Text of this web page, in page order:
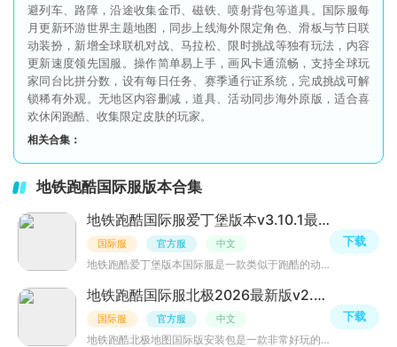
避列车、路障，沿途收集金币、磁铁、喷射背包等道具。国际服每
月更新环游世界主题地图，同步上线海外限定角色、滑板与节日联
动装扮，新增全球联机对战、马拉松、限时挑战等独有玩法，内容
更新速度领先国服。操作简单易上手，画风卡通流畅，支持全球玩
家同台比拼分数，设有每日任务、赛季通行证系统，完成挑战可解
锁稀有外观。无地区内容删减，道具、活动同步海外原版，适合喜
欢休闲跑酷、收集限定皮肤的玩家。
相关合集：
地铁跑酷国际服版本合集
地铁跑酷国际服爱丁堡版本v3.10.1最新版
国际服 官方服 中文
地铁跑酷爱丁堡版本国际服是一款类似于跑酷的动作游戏。玩家将扮演一个在地铁隧道中奔跑的城市英雄，需要不
下载
地铁跑酷国际服北极2026最新版v2.37.0官方版
国际服 官方服 中文
地铁跑酷北极地图国际版安装包是一款非常好玩的冒险跑酷类游戏，此版本为北极版本，玩家将在北极地图上尽情
下载